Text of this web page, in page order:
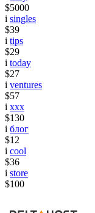
$5000
i singles
$39
i tips
$29
i today
$27
i ventures
$57
i xxx
$130
i блог
$12
i cool
$36
i store
$100